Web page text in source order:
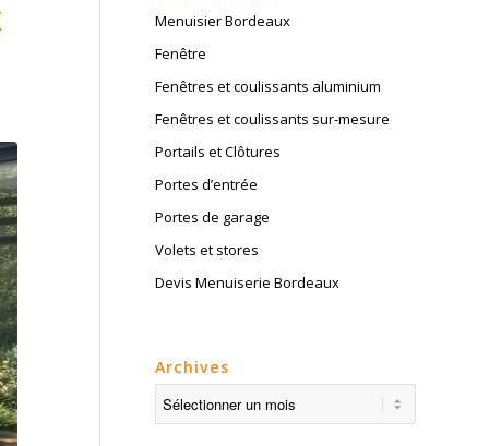
Menuisier Bordeaux
Fenêtre
Fenêtres et coulissants aluminium
Fenêtres et coulissants sur-mesure
Portails et Clôtures
Portes d’entrée
Portes de garage
Volets et stores
Devis Menuiserie Bordeaux
Archives